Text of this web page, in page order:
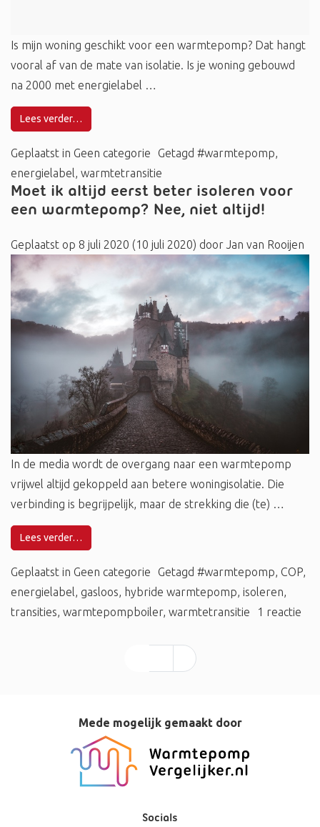
Is mijn woning geschikt voor een warmtepomp? Dat hangt
vooral af van de mate van isolatie. Is je woning gebouwd
na 2000 met energielabel …
Lees verder…
Geplaatst in Geen categorie Getagd #warmtepomp,
energielabel, warmtetransitie
Moet ik altijd eerst beter isoleren voor
een warmtepomp? Nee, niet altijd!
Geplaatst op 8 juli 2020 (10 juli 2020) door Jan van Rooijen
In de media wordt de overgang naar een warmtepomp
vrijwel altijd gekoppeld aan betere woningisolatie. Die
verbinding is begrijpelijk, maar de strekking die (te) …
Lees verder…
Geplaatst in Geen categorie Getagd #warmtepomp, COP,
energielabel, gasloos, hybride warmtepomp, isoleren,
transities, warmtepompboiler, warmtetransitie 1 reactie
Mede mogelijk gemaakt door
Socials